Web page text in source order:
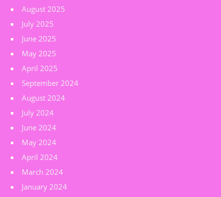
August 2025
July 2025
June 2025
May 2025
April 2025
September 2024
August 2024
July 2024
June 2024
May 2024
April 2024
March 2024
January 2024